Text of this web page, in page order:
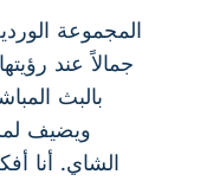
المجموعة
جمالاً عند
بالبث
ويضيف
الشاي. أنا